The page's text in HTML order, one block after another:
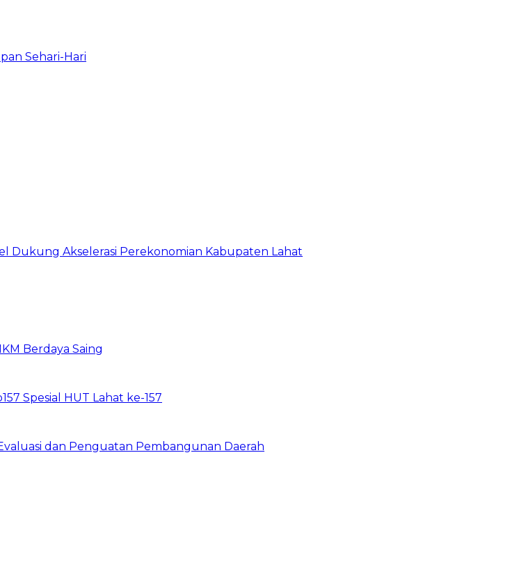
Sehari-Hari
Dukung Akselerasi Perekonomian Kabupaten Lahat
Berdaya Saing
Spesial HUT Lahat ke-157
dan Penguatan Pembangunan Daerah